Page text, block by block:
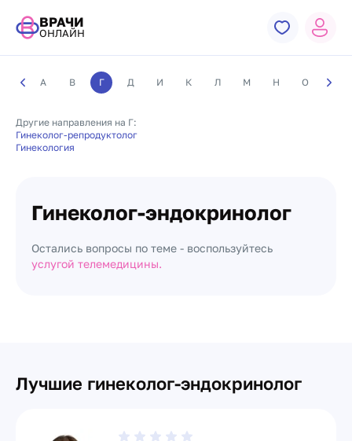
ВРАЧИ
ОНЛАЙН
А В Г Д И К Л М Н О П
Другие направления на Г:
Гинеколог-репродуктолог
Гинекология
Гинеколог-эндокринолог
Остались вопросы по теме - воспользуйтесь
услугой телемедицины.
Лучшие гинеколог-эндокринолог